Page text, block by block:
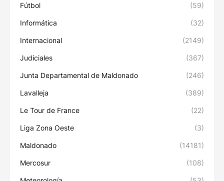
Fútbol (59)
Informática (32)
Internacional (2149)
Judiciales (367)
Junta Departamental de Maldonado (246)
Lavalleja (389)
Le Tour de France (22)
Liga Zona Oeste (3)
Maldonado (14181)
Mercosur (108)